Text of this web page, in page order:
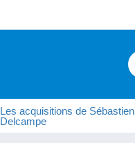
Les acquisitions de Sébastien
Delcampe